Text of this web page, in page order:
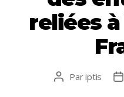
reliées
Auteur
Pariptis